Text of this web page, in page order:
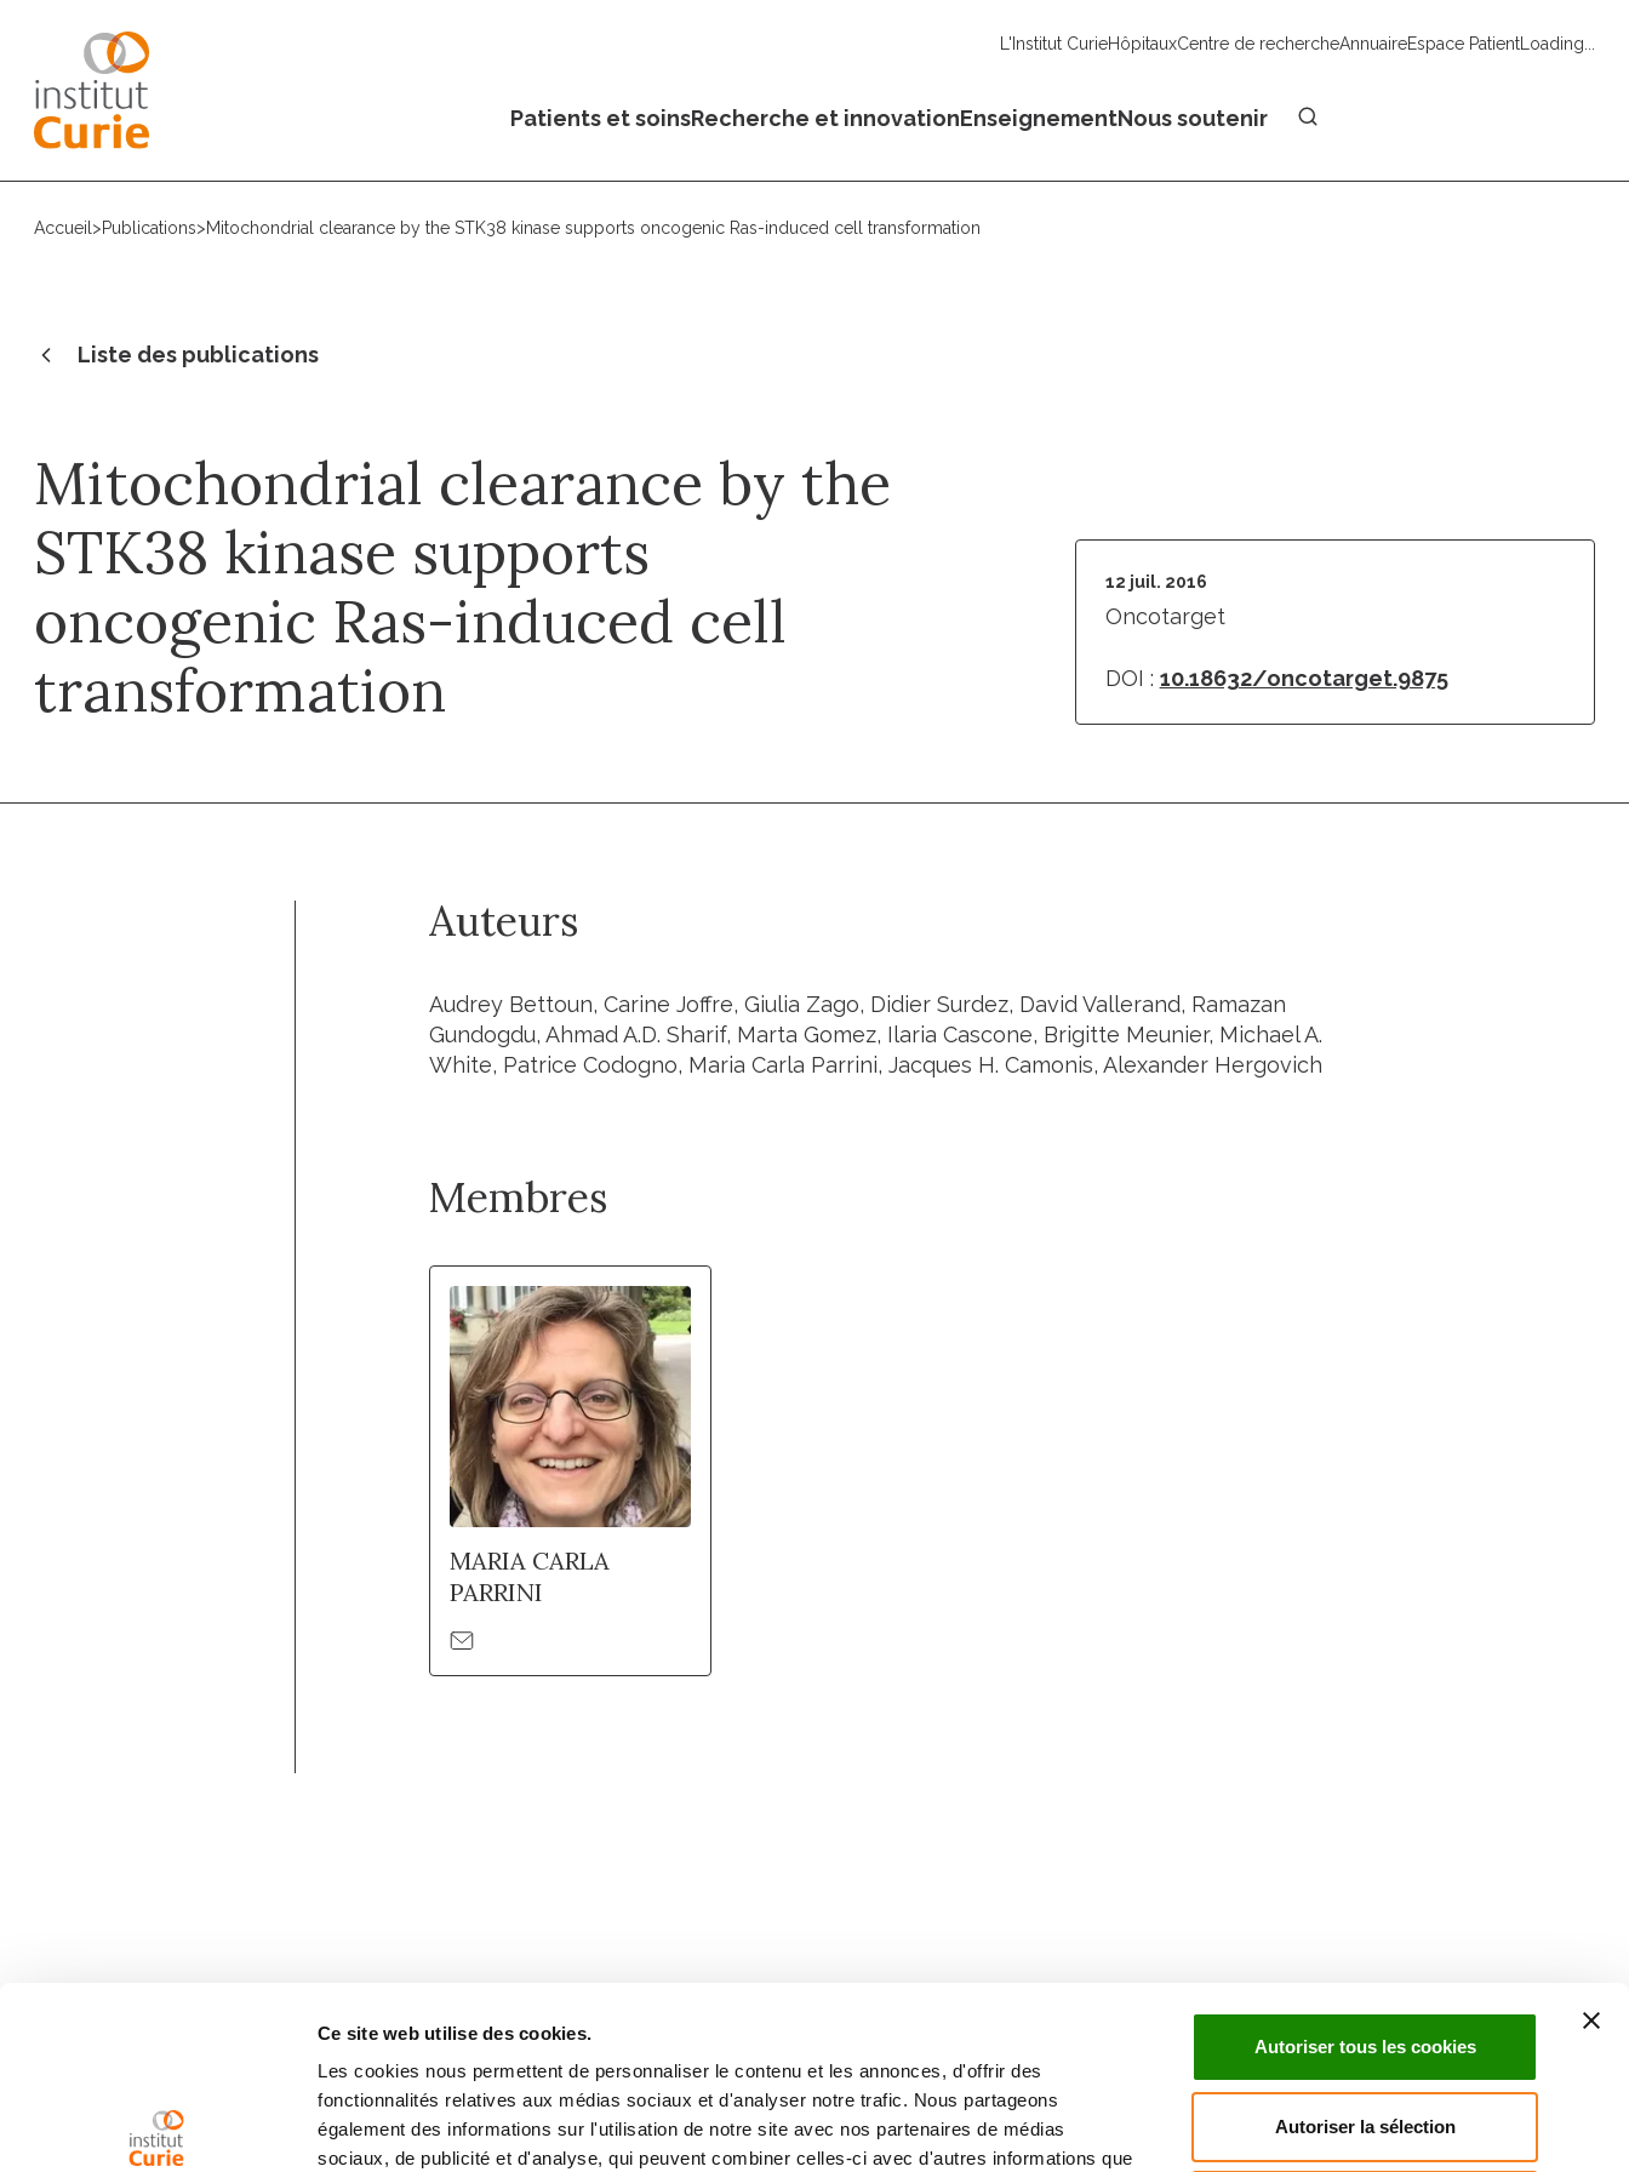
Ce site web utilise des cookies.
Les cookies nous permettent de personnaliser le contenu et les annonces, d'offrir des
fonctionnalités relatives aux médias sociaux et d'analyser notre trafic. Nous partageons
également des informations sur l'utilisation de notre site avec nos partenaires de médias
sociaux, de publicité et d'analyse, qui peuvent combiner celles-ci avec d'autres informations que
Autoriser tous les cookies
Autoriser la sélection
L'Institut CurieHôpitauxCentre de rechercheAnnuaireEspace PatientLoading...
Patients et soinsRecherche et innovationEnseignementNous soutenir
Accueil >Publications>Mitochondrial clearance by the STK38 kinase supports oncogenic Ras-induced cell transformation
Liste des publications
Mitochondrial clearance by the
STK38 kinase supports
oncogenic Ras-induced cell
transformation
12 juil. 2016
Oncotarget
DOI : 10.18632/oncotarget.9875
Auteurs
Audrey Bettoun, Carine Joffre, Giulia Zago, Didier Surdez, David Vallerand, Ramazan
Gundogdu, Ahmad A.D. Sharif, Marta Gomez, Ilaria Cascone, Brigitte Meunier, Michael A.
White, Patrice Codogno, Maria Carla Parrini, Jacques H. Camonis, Alexander Hergovich
Membres
MARIA CARLA
PARRINI
Inscrivez-vous à la newsletter